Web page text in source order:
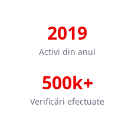
2019
Activi din anul
500k+
Verificări efectuate